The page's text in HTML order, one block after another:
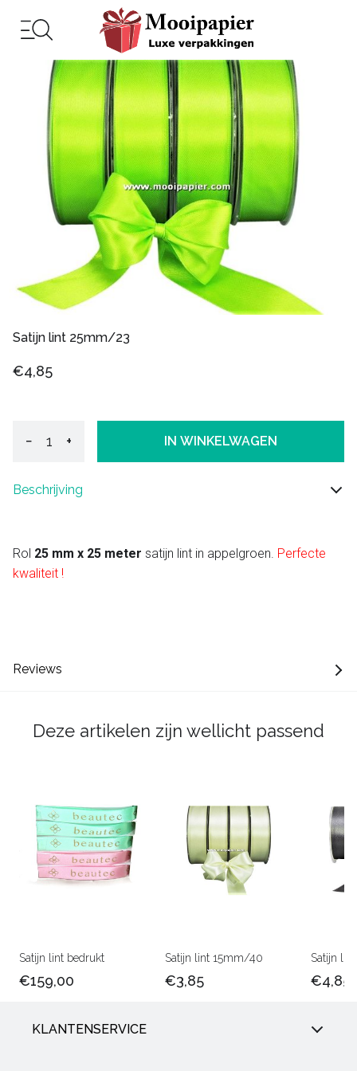
Satijn lint 25mm/23
€4,85
− + IN WINKELWAGEN
Beschrijving
Rol 25 mm x 25 meter satijn lint in appelgroen. Perfecte
kwaliteit !
Reviews
Deze artikelen zijn wellicht passend
Satijn lint bedrukt
€159,00
Satijn lint 15mm/40
€3,85
Satijn
€4,85
KLANTENSERVICE